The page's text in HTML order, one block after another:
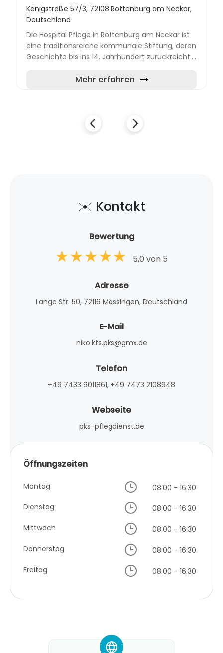
Königstraße 57/3, 72108 Rottenburg am Neckar,
Deutschland
Die Hospital Pflege in Rottenburg am Neckar ist
eine traditionsreiche kommunale Stiftung, deren
Geschichte bis ins 14. Jahrhundert zurückreicht.
Organisation de...Mehr erfahren
✉️ Kontakt
Bewertung
5,0 von 5
Adresse
Lange Str. 50, 72116 Mössingen, Deutschland
E-Mail
niko.kts.pks@gmx.de
Telefon
+49 7433 9011861, +49 7473 2108948
Webseite
pks-pflegdienst.de
Öffnungszeiten
Montag
08:00 - 16:30
Dienstag
08:00 - 16:30
Mittwoch
08:00 - 16:30
Donnerstag
08:00 - 16:30
Freitag
08:00 - 16:30
*